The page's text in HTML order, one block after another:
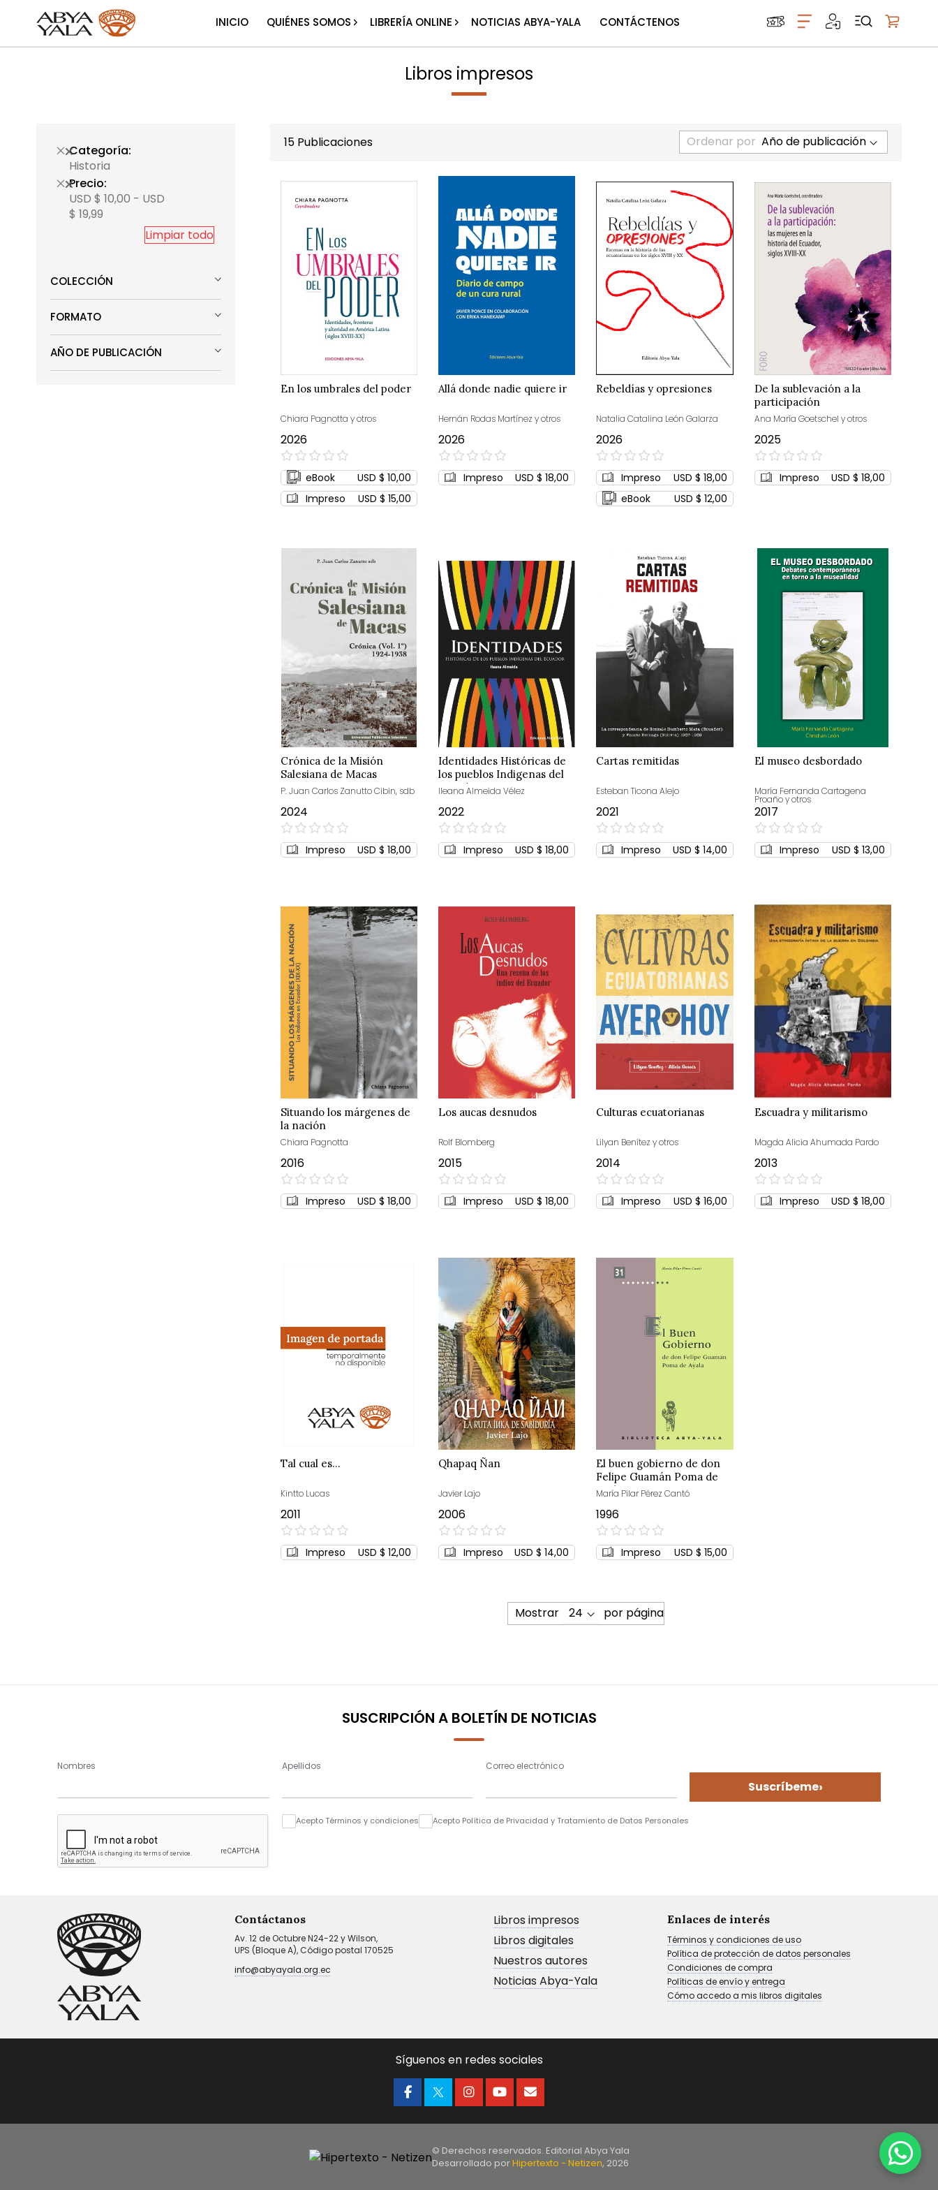
INICIO QUIÉNES SOMOS LIBRERÍA ONLINE NOTICIAS ABYA-YALA CONTÁCTENOS
Libros impresos
15Publicaciones Ordenar por
En los umbrales del poder
Chiara Pagnotta y otros
2026
0%
eBook
USD $ 10,00
Impreso
USD $ 15,00
Allá donde nadie quiere ir
Hernán Rodas Martínez y otros
2026
0%
Impreso USD $ 18,00
Rebeldías y opresiones
Natalia Catalina León Galarza
2026
0%
Impreso
USD $ 18,00
eBook
USD $ 12,00
De la sublevación a la
participación
Ana María Goetschel y otros
2025
0%
Impreso USD $ 18,00
Crónica de la Misión
Salesiana de Macas
P. Juan Carlos Zanutto Cibin, sdb
2024
0%
Impreso USD $ 18,00
Identidades Históricas de
los pueblos Indigenas del
Ecuador
Ileana Almeida Vélez
2022
0%
Impreso USD $ 18,00
Cartas remitidas
Esteban Ticona Alejo
2021
0%
Impreso USD $ 14,00
El museo desbordado
María Fernanda Cartagena
Proaño y otros
2017
0%
Impreso USD $ 13,00
Situando los márgenes de
la nación
Chiara Pagnotta
2016
0%
Impreso USD $ 18,00
Los aucas desnudos
Rolf Blomberg
2015
0%
Impreso USD $ 18,00
Culturas ecuatorianas
Lilyan Benítez y otros
2014
0%
Impreso USD $ 16,00
Escuadra y militarismo
Magda Alicia Ahumada Pardo
2013
0%
Impreso USD $ 18,00
Tal cual es…
Kintto Lucas
2011
0%
Impreso USD $ 12,00
Qhapaq Ñan
Javier Lajo
2006
0%
Impreso USD $ 14,00
El buen gobierno de don
Felipe Guamán Poma de
Ayala
María Pilar Pérez Cantó
1996
0%
Impreso USD $ 15,00
Mostrar por página
Categoría
Historia
Precio
USD $ 10,00 - USD
$ 19,99
Limpiar todo
COLECCIÓN
FORMATO
AÑO DE PUBLICACIÓN
SUSCRIPCIÓN A BOLETÍN DE NOTICIAS
Nombres Apellidos Correo electrónico
Suscríbeme›
Acepto Términos y condiciones Acepto Política de Privacidad y Tratamiento de Datos Personales
Contáctanos
Av. 12 de Octubre N24-22 y Wilson,
UPS (Bloque A), Código postal 170525
info@abyayala.org.ec
Libros impresos
Libros digitales
Nuestros autores
Noticias Abya-Yala
Enlaces de interés
Términos y condiciones de uso
Política de protección de datos personales
Condiciones de compra
Políticas de envío y entrega
Cómo accedo a mis libros digitales
Síguenos en redes sociales
© Derechos reservados. Editorial Abya Yala
Desarrollado porHipertexto - Netizen, 2026